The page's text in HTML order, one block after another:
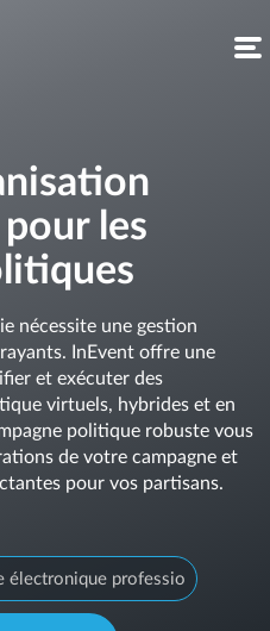
les
nécessite une gestion
InEvent offre une
et exécuter des
virtuels, hybrides et en
politique robuste vous
de votre campagne et
pour vos partisans.